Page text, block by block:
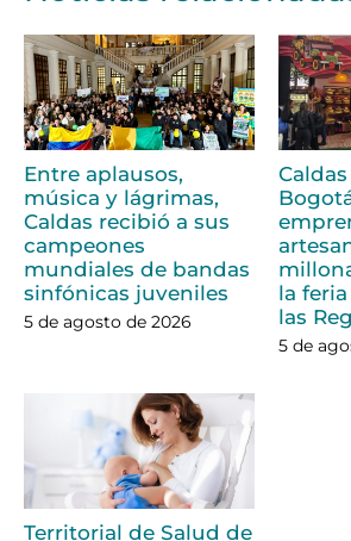
Entre aplausos,
música y lágrimas,
Caldas recibió a sus
campeones
mundiales de bandas
sinfónicas juveniles
5 de agosto de 2026
la
las
5 de
Territorial de Salud de